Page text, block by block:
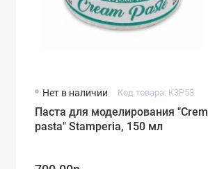
Нет в наличии Код товара: K3P53
Паста для моделирования "Crеm
pasta" Stamperia, 150 мл